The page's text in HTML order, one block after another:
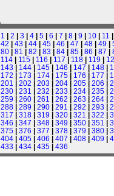
1 | 2 | 3 | 4 | 5 | 6 | 7 | 8 | 9 | 10 | 11 |
42 | 43 | 44 | 45 | 46 | 47 | 48 | 49 |
80 | 81 | 82 | 83 | 84 | 85 | 86 | 87 |
114 | 115 | 116 | 117 | 118 | 119 |
143 | 144 | 145 | 146 | 147 | 148 |
172 | 173 | 174 | 175 | 176 | 177 |
201 | 202 | 203 | 204 | 205 | 206 |
230 | 231 | 232 | 233 | 234 | 235 |
259 | 260 | 261 | 262 | 263 | 264 |
288 | 289 | 290 | 291 | 292 | 293 |
317 | 318 | 319 | 320 | 321 | 322 |
346 | 347 | 348 | 349 | 350 | 351 |
375 | 376 | 377 | 378 | 379 | 380 |
404 | 405 | 406 | 407 | 408 | 409 |
433 | 434 | 435 | 436